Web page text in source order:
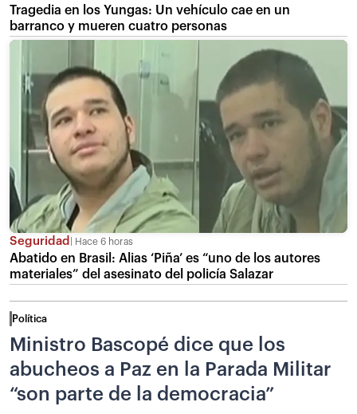
Tragedia en los Yungas: Un vehículo cae en un
barranco y mueren cuatro personas
Seguridad Hace 6 horas
Abatido en Brasil: Alias ‘Piña’ es “uno de los autores
materiales” del asesinato del policía Salazar
Política
Ministro Bascopé dice que los
abucheos a Paz en la Parada Militar
“son parte de la democracia”